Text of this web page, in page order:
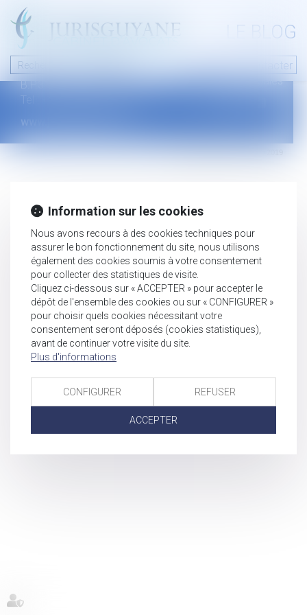
LE BLOG
Nous contacter
46 avenue de la liberté
B.P.315 - 97327 Cayenne Cedex
Tel : +594 594 29 45 35
www.jurisguyane.com
Mentions légales
Information sur les cookies
Nous avons recours à des cookies techniques pour
assurer le bon fonctionnement du site, nous utilisons
également des cookies soumis à votre consentement
pour collecter des statistiques de visite.
Cliquez ci-dessous sur « ACCEPTER » pour accepter le
dépôt de l'ensemble des cookies ou sur « CONFIGURER »
pour choisir quels cookies nécessitant votre
consentement seront déposés (cookies statistiques),
avant de continuer votre visite du site.
Plus d'informations
CONFIGURER REFUSER
ACCEPTER